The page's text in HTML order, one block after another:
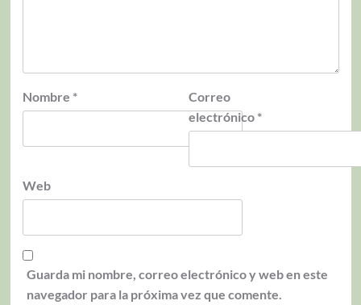
Nombre *
Correo
electrónico *
Web
Guarda mi nombre, correo electrónico y web en este
navegador para la próxima vez que comente.